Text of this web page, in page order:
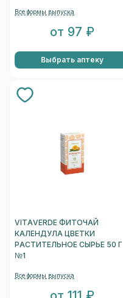
Все формы выпуска
от 97 ₽
Выбрать аптеку
VITAVERDE ФИТОЧАЙ
КАЛЕНДУЛА ЦВЕТКИ
РАСТИТЕЛЬНОЕ СЫРЬЕ 50 Г
№1
Все формы выпуска